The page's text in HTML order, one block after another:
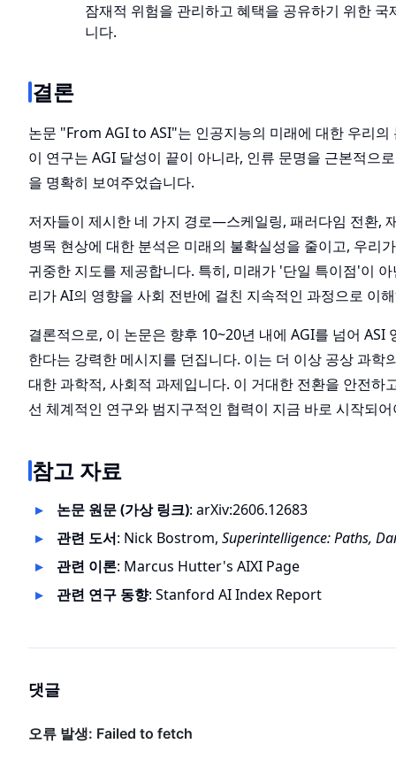
잠재적 위험을 관리하고 혜택을 공유하기 위한
니다.
결론
논문 "From AGI to ASI"는 인공지능의 미래에 대한 우리
이 연구는 AGI 달성이 끝이 아니라, 인류 문명을 근본적으
을 명확히 보여주었습니다.
저자들이 제시한 네 가지 경로—스케일링, 패러다임 전환,
병목 현상에 대한 분석은 미래의 불확실성을 줄이고, 우리
귀중한 지도를 제공합니다. 특히, 미래가 '단일 특이점'이
리가 AI의 영향을 사회 전반에 걸친 지속적인 과정으로 이
결론적으로, 이 논문은 향후 10~20년 내에 AGI를 넘어
한다는 강력한 메시지를 던집니다. 이는 더 이상 공상 과
대한 과학적, 사회적 과제입니다. 이 거대한 전환을 안전
선 체계적인 연구와 범지구적인 협력이 지금 바로 시작되
참고 자료
논문 원문 (가상 링크): arXiv:2606.12683
관련 도서: Nick Bostrom, Superintelligence: Paths,
관련 이론: Marcus Hutter's AIXI Page
관련 연구 동향: Stanford AI Index Report
댓글